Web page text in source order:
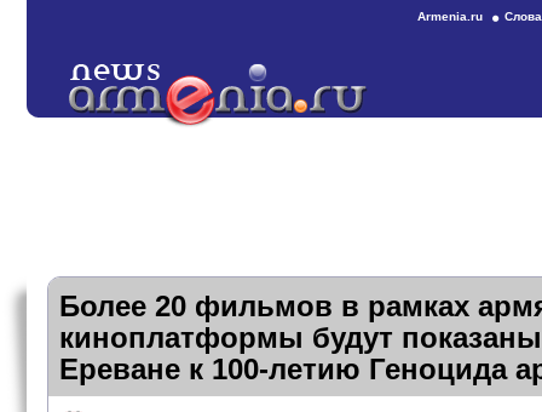
Armenia.ru
Более 20 фильмов в рамках
киноплатформы будут показаны
Ереване к 100-летию Геноцида